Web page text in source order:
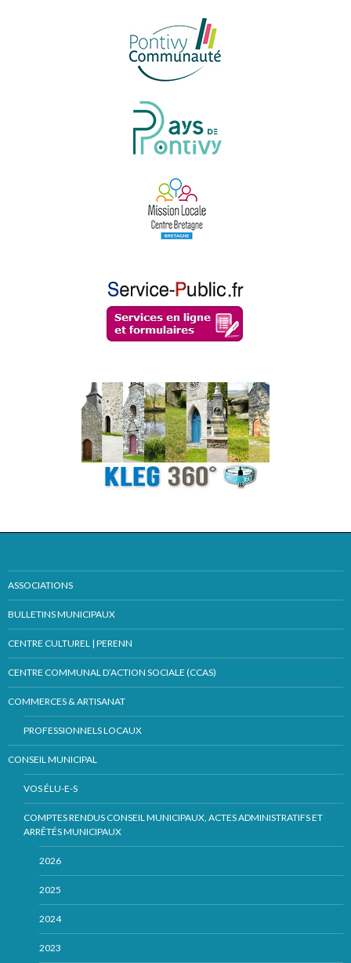
ASSOCIATIONS
BULLETINS MUNICIPAUX
CENTRE CULTUREL | PERENN
CENTRE COMMUNAL D’ACTION SOCIALE (CCAS)
COMMERCES & ARTISANAT
PROFESSIONNELS LOCAUX
CONSEIL MUNICIPAL
VOS ÉLU-E-S
COMPTES RENDUS CONSEIL MUNICIPAUX, ACTES ADMINISTRATIFS ET
ARRÊTÉS MUNICIPAUX
2026
2025
2024
2023